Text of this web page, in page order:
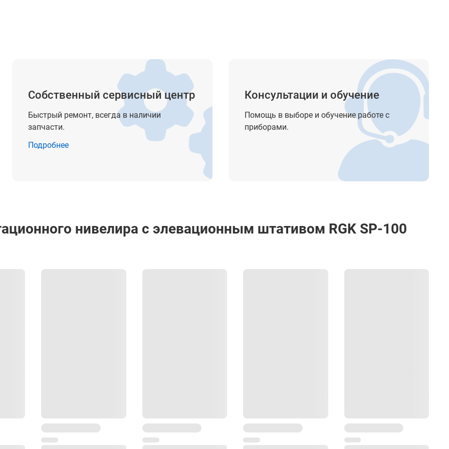
2
635 нм
< 1 мВт
Собственный сервисный центр
Быстрый ремонт, всегда в наличии
запчасти.
Подробнее
Консультации и обучение
Помощь в выборе и обучение работе с
приборами.
нивелира с элевационным штативом RGK SP-100